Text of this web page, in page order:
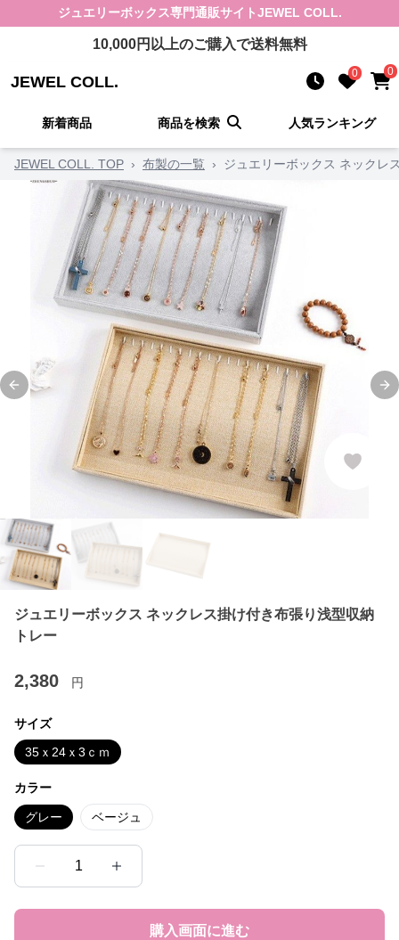
ジュエリーボックス専門通販サイトJEWEL COLL.
10,000円以上のご購入で送料無料
JEWEL COLL. 0 0
新着商品 商品を検索 人気ランキング
JEWEL COLL. TOP › 布製の一覧 › ジュエリーボックス ネックレ
Previous slide
ジュエリーボックス ネックレス掛け付き布張り浅型収納
トレー
2,380 円
サイズ
35ｘ24ｘ3ｃｍ
カラー
グレー ベージュ
1
購入画面に進む